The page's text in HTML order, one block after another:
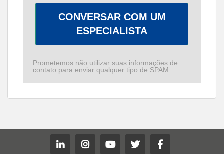
CONVERSAR COM UM
ESPECIALISTA
Prometemos não utilizar suas informações de
contato para enviar qualquer tipo de SPAM.